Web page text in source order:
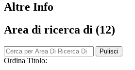
Altre Info
Area di ricerca di (12)
Pulisci
Ordina Titolo: